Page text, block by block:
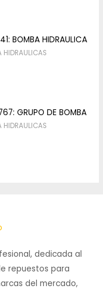
BOMBA HIDRAULICA
HIDRAULICAS
GRUPO DE BOMBA
HIDRAULICAS
dedicada al
repuestos para
del mercado,